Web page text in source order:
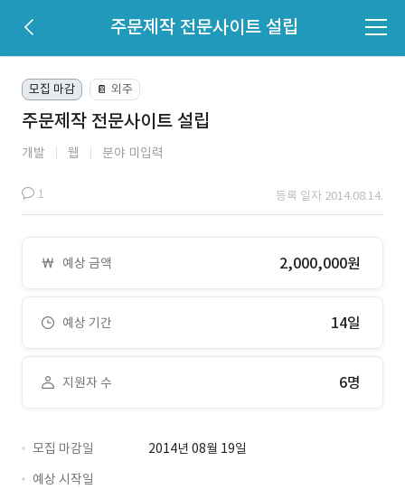
주문제작 전문사이트 설립
모집 마감 📔 외주
주문제작 전문사이트 설립
개발 웹 분야 미입력
1 등록 일자 2014.08.14.
예상 금액 2,000,000원
예상 기간 14일
지원자 수 6명
모집 마감일
2014년 08월 19일
예상 시작일